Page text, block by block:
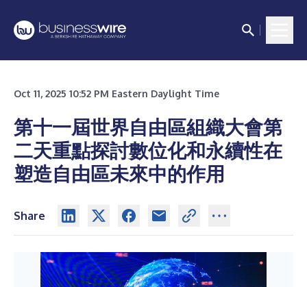
Oct 11, 2025 10:52 PM Eastern Daylight Time
第十一屆世界自由區組織大會第
二天重點探討數位化和永續性在
塑造自由區未來中的作用
Share